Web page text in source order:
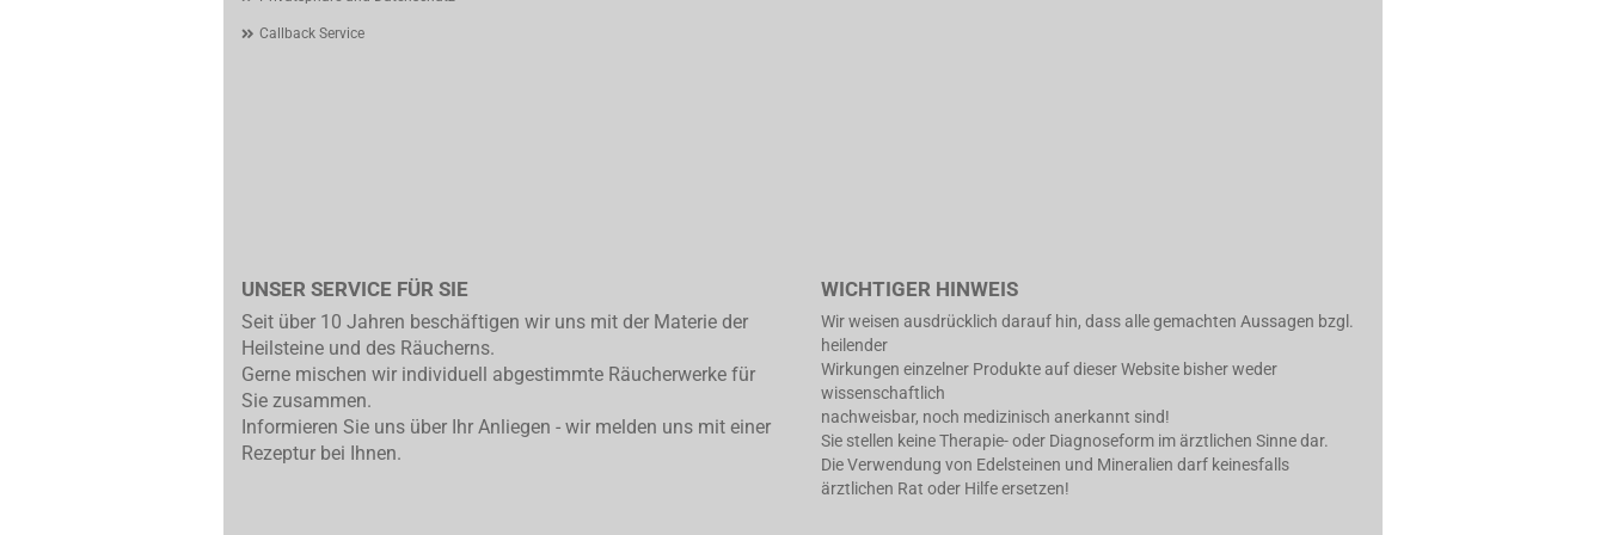
Callback Service
UNSER SERVICE FÜR SIE
Seit über 10 Jahren beschäftigen wir uns mit der Materie der
Heilsteine und des Räucherns.
Gerne mischen wir individuell abgestimmte Räucherwerke für
Sie zusammen.
Informieren Sie uns über Ihr Anliegen - wir melden uns mit einer
Rezeptur bei Ihnen.
WICHTIGER HINWEIS
Wir weisen ausdrücklich darauf hin, dass alle gemachten Aussagen bzgl.
heilender
Wirkungen einzelner Produkte auf dieser Website bisher weder
wissenschaftlich
nachweisbar, noch medizinisch anerkannt sind!
Sie stellen keine Therapie- oder Diagnoseform im ärztlichen Sinne dar.
Die Verwendung von Edelsteinen und Mineralien darf keinesfalls
ärztlichen Rat oder Hilfe ersetzen!